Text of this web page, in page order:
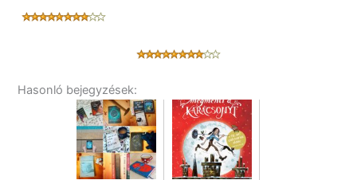
Hasonló bejegyzések: